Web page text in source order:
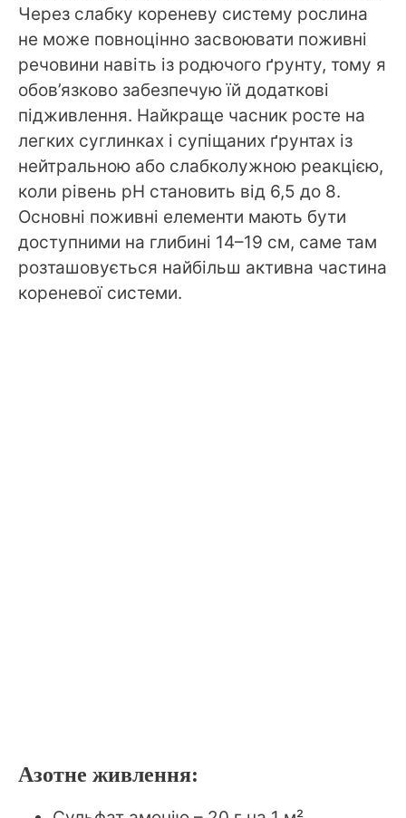
Через слабку кореневу систему рослина
не може повноцінно засвоювати поживні
речовини навіть із родючого ґрунту, тому я
обов’язково забезпечую їй додаткові
підживлення. Найкраще часник росте на
легких суглинках і супіщаних ґрунтах із
нейтральною або слабколужною реакцією,
коли рівень pH становить від 6,5 до 8.
Основні поживні елементи мають бути
доступними на глибині 14–19 см, саме там
розташовується найбільш активна частина
кореневої системи.
Азотне живлення: